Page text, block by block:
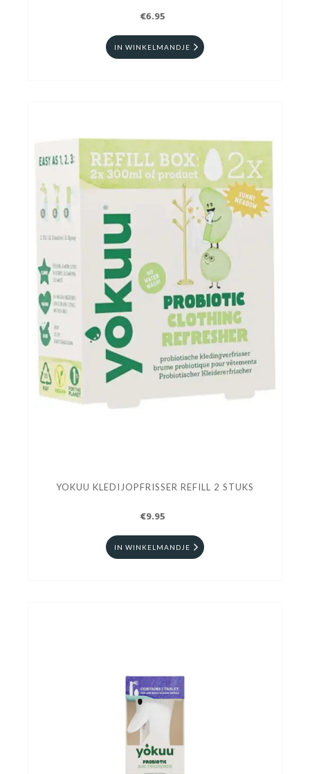
€6.95
IN WINKELMANDJE
YOKUU KLEDIJOPFRISSER REFILL 2 STUKS
€9.95
IN WINKELMANDJE